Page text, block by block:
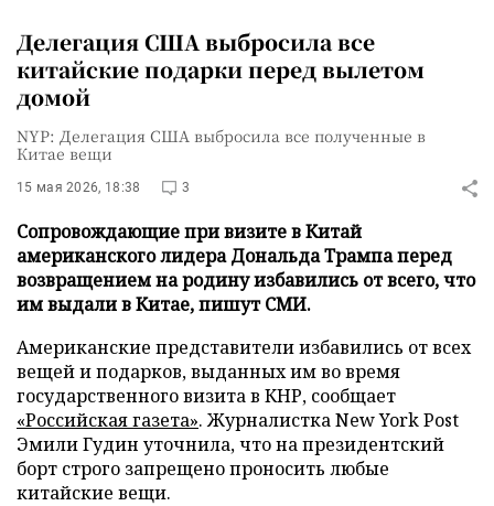
Делегация США выбросила все
китайские подарки перед вылетом
домой
NYP: Делегация США выбросила все полученные в
Китае вещи
15 мая 2026, 18:38 3
Сопровождающие при визите в Китай
американского лидера Дональда Трампа перед
возвращением на родину избавились от всего, что
им выдали в Китае, пишут СМИ.
Американские представители избавились от всех
вещей и подарков, выданных им во время
государственного визита в КНР, сообщает
«Российская газета». Журналистка New York Post
Эмили Гудин уточнила, что на президентский
борт строго запрещено проносить любые
китайские вещи.